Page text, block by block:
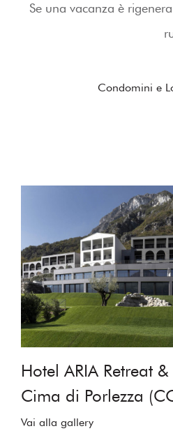
Se una vacanza è
Condomini e
Hotel ARIA Retreat &
Cima di Porlezza
Vai alla gallery